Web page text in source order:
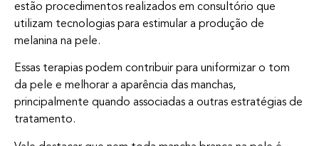
estão procedimentos realizados em consultório que
utilizam tecnologias para estimular a produção de
melanina na pele.
Essas terapias podem contribuir para uniformizar o tom
da pele e melhorar a aparência das manchas,
principalmente quando associadas a outras estratégias de
tratamento.